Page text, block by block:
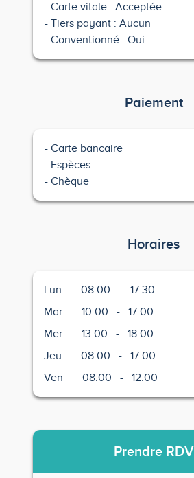
Carte vitale : Acceptée
Tiers payant : Aucun
Conventionné : Oui
Paiement
Carte bancaire
Espèces
Chèque
Horaires
Lun 08:00 -
17:30
Mar
10:00 -
17:00
Mer
13:00 -
18:00
Jeu
08:00 -
17:00
Ven
08:00 - 12:00
Prendre RDV